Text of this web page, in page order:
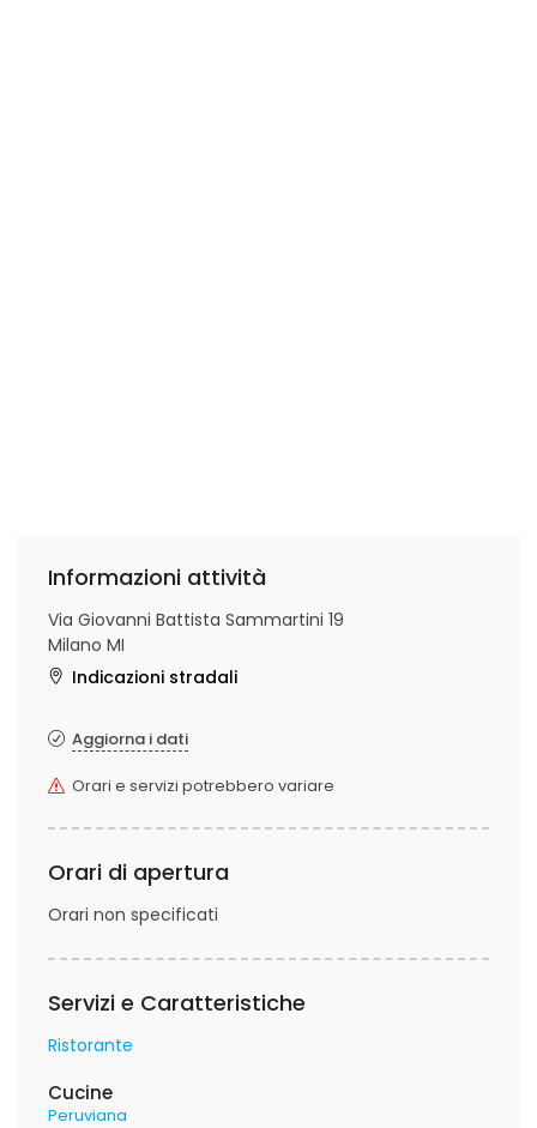
Informazioni attività
Via Giovanni Battista Sammartini 19
Milano MI
Indicazioni stradali
Aggiorna i dati
Orari e servizi potrebbero variare
Orari di apertura
Orari non specificati
Servizi e Caratteristiche
Ristorante
Cucine
Peruviana